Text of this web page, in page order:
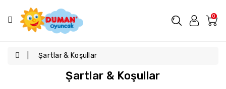
Kategoriler
Ürünler
0
Şartlar & Koşullar
Şartlar & Koşullar